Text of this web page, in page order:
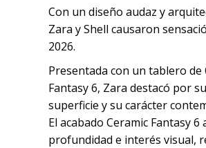
Con un diseño audaz y
Zara y Shell causaron
2026.
Presentada con un tablero de
Fantasy 6, Zara destacó por
superficie y su carácter
El acabado Ceramic Fantasy 6
profundidad e interés visual,